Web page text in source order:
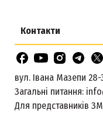
Контакти
вул. Івана Мазепи 28-
Загальні питання:
Для представників